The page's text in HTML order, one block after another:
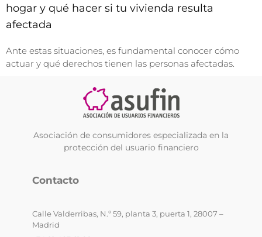
hogar y qué hacer si tu vivienda resulta
afectada
Ante estas situaciones, es fundamental conocer cómo
actuar y qué derechos tienen las personas afectadas.
Asociación de consumidores especializada en la
protección del usuario financiero
Contacto
Calle Valderribas, N.º 59, planta 3, puerta 1, 28007 –
Madrid